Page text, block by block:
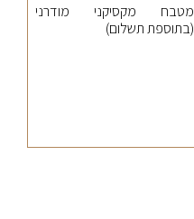
מטבח מקסיקני מודרני
(בתוספת תשלום)